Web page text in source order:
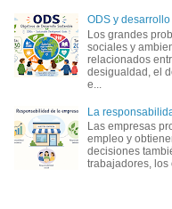
ODS y desarrollo
Los grandes
sociales y
relacionados
desigualdad, el
e...
La
Las empresas
empleo y
decisiones
trabajadores, los